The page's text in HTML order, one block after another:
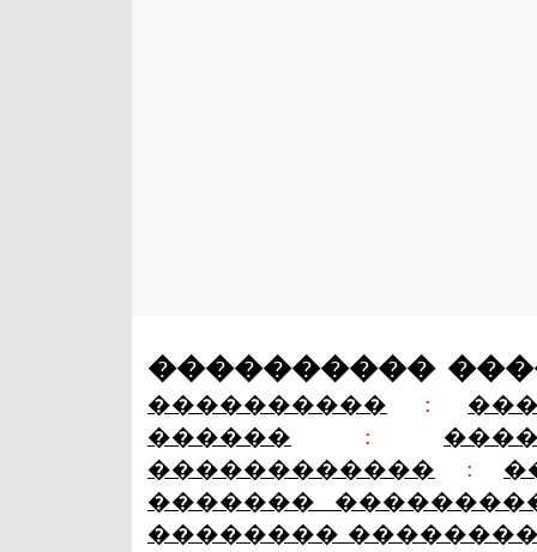
����������
���������� :
������ :
������������ :
�������
��������